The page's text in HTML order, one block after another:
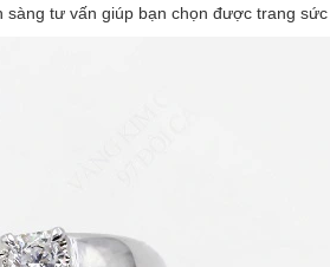
tư vấn giúp bạn chọn được trang sức